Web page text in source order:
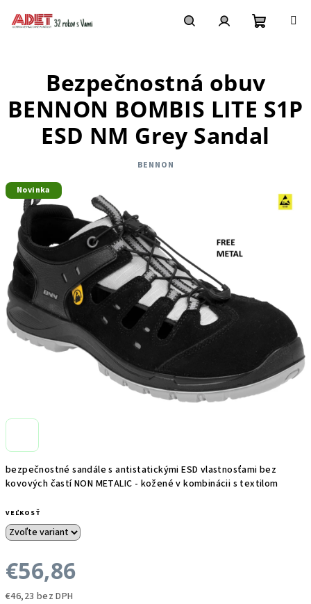
košík
bezpečnostné sandále s antistatickými ESD vlastnosťami bez
kovových častí NON METALIC - kožené v kombinácii s textilom
VEĽKOSŤ
€56,86
€46,23 bez DPH
Bezpečnostná obuv
BENNON BOMBIS LITE S1P
ESD NM Grey Sandal
BENNON
Novinka